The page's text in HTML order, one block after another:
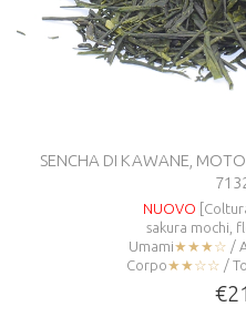
SENCHA DI KAWANE,
NUOVO
sakura mochi,
Umami★★★☆ /
Corpo★★☆☆ /